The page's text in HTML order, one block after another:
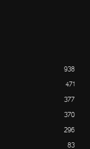
938
471
377
370
296
83